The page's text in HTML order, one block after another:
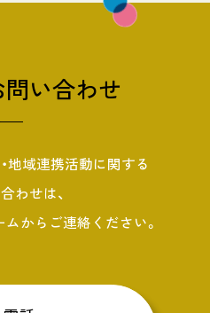
問い合わせ
地域連携活動に関する
わせは、
からご連絡ください。